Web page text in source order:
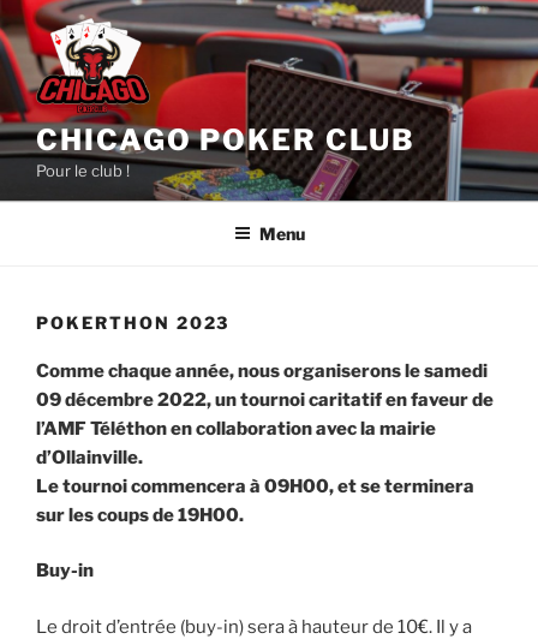
Aller
au
contenu
principal
CHICAGO POKER CLUB
Pour le club !
Menu
POKERTHON 2023
Comme chaque année, nous organiserons le samedi
09 décembre 2022, un tournoi caritatif en faveur de
l’AMF Téléthon en collaboration avec la mairie
d’Ollainville.
Le tournoi commencera à 09H00, et se terminera
sur les coups de 19H00.
Buy-in
Le droit d’entrée (buy-in) sera à hauteur de 10€. Il y a